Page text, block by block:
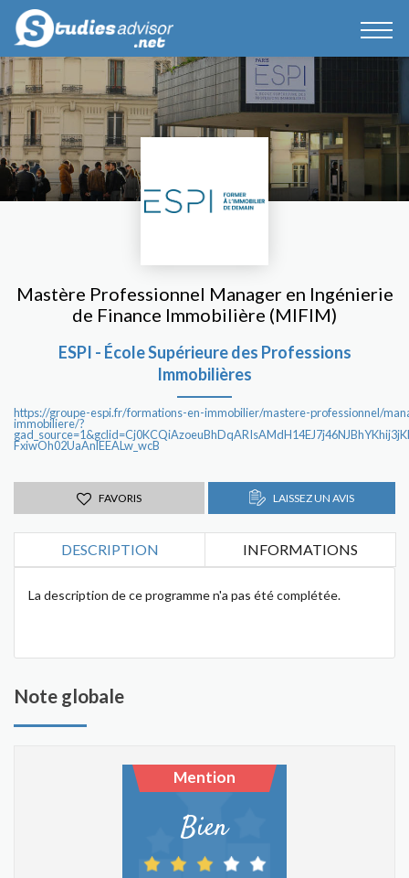
Mastère Professionnel Manager en Ingénierie
de Finance Immobilière (MIFIM)
ESPI - École Supérieure des Professions
Immobilières
https://groupe-espi.fr/formations-en-immobilier/mastere-professionnel/
immobiliere/?
FxiwOh02UaAnlEEALw_wcB
FAVORIS LAISSEZ UN AVIS
DESCRIPTION INFORMATIONS
La description de ce programme n'a pas été complétée.
Note globale
Mention
Bien